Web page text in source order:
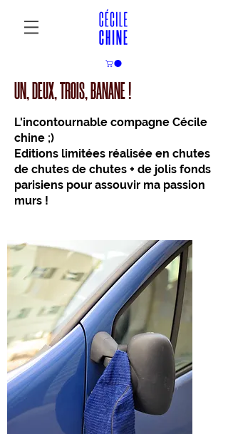
UN, DEUX, TROIS, BANANE !
L'incontournable compagne Cécile
chine ;)
Editions limitées réalisée en chutes
de chutes de chutes + de jolis fonds
parisiens pour assouvir ma passion
murs !